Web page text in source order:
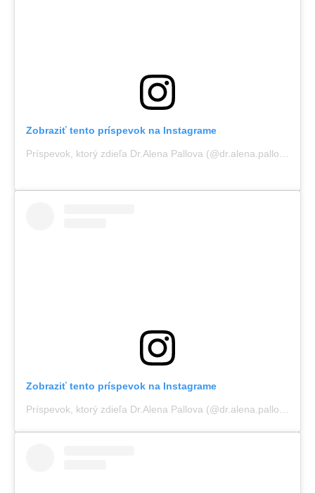
Zobraziť tento príspevok na Instagrame
Príspevok, ktorý zdieľa Dr.Alena Pallova (@dr.alena.pallova)
Zobraziť tento príspevok na Instagrame
Príspevok, ktorý zdieľa Dr.Alena Pallova (@dr.alena.pallova)